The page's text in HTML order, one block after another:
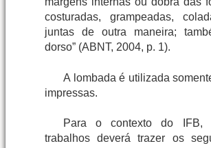
costuradas, grampeadas,
juntas de outra maneira;
dorso” (ABNT, 2004, p. 1).
A lombada é utilizada
impressas.
Para o contexto do IFB,
trabalhos deverá trazer os